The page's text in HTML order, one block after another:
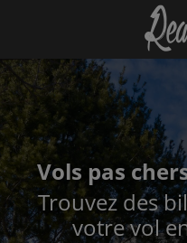
Vols pas
Trouvez des
votre vol